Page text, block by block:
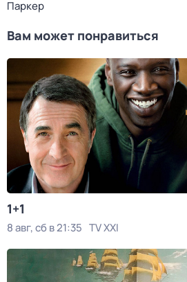
Паркер
Вам может понравиться
1+1
8 авг, сб в 21:35 TV XXI